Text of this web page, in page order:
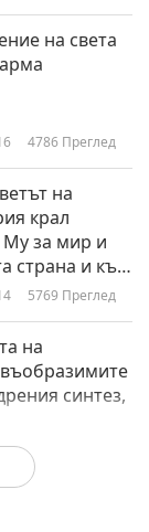
на света
4786 Преглед
на
крал
за мир и
страна и към
1 от 2
5769 Преглед
на
синтез,
8186